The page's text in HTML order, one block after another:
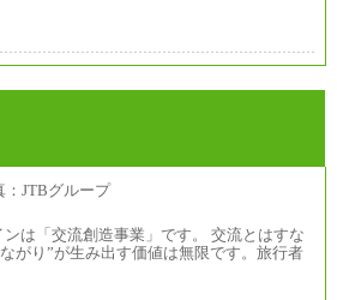
は「交流創造事業」です。 交流とはすな
がり”が生み出す価値は無限です。旅行者